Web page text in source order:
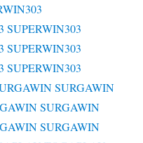
SUPERWIN303
SUPERWIN303
SUPERWIN303
SURGAWIN
SURGAWIN
SURGAWIN